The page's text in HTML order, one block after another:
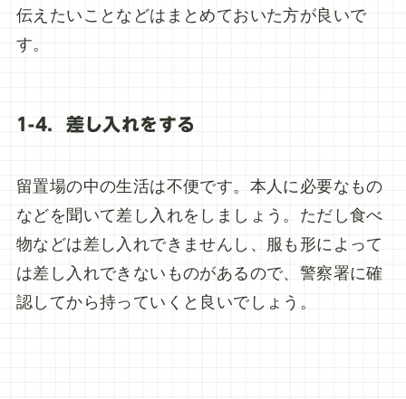
伝えたいことなどはまとめておいた方が良いで
す。
1-4．差し入れをする
留置場の中の生活は不便です。本人に必要なもの
などを聞いて差し入れをしましょう。ただし食べ
物などは差し入れできませんし、服も形によって
は差し入れできないものがあるので、警察署に確
認してから持っていくと良いでしょう。